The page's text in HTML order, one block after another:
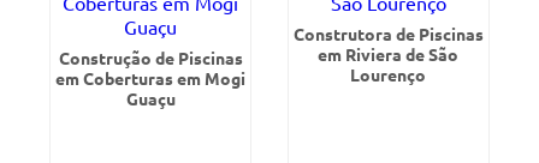
Construção de Piscinas
em Coberturas em Mogi
Guaçu
Construtora de Piscinas
em Riviera de São
Lourenço